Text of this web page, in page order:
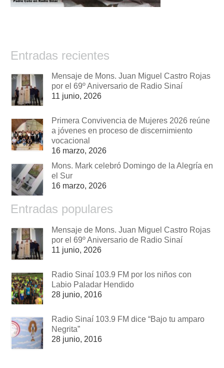
Entradas recientes
Mensaje de Mons. Juan Miguel Castro Rojas
por el 69º Aniversario de Radio Sinaí
11 junio, 2026
Primera Convivencia de Mujeres 2026 reúne
a jóvenes en proceso de discernimiento
vocacional
16 marzo, 2026
Mons. Mark celebró Domingo de la Alegría en
el Sur
16 marzo, 2026
Entradas populares
Mensaje de Mons. Juan Miguel Castro Rojas
por el 69º Aniversario de Radio Sinaí
11 junio, 2026
Radio Sinaí 103.9 FM por los niños con
Labio Paladar Hendido
28 junio, 2016
Radio Sinaí 103.9 FM dice “Bajo tu amparo
Negrita”
28 junio, 2016